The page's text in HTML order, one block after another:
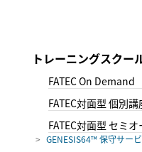
トレーニングスクー
FATEC On Demand
FATEC対面型 個別講
FATEC対面型 セミ
GENESIS64™ 保守サー